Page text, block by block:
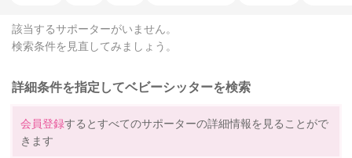
該当するサポーターがいません。
検索条件を見直してみましょう。
詳細条件を指定してベビーシッターを検索
会員登録するとすべてのサポーターの詳細情報を見ることがで
きます